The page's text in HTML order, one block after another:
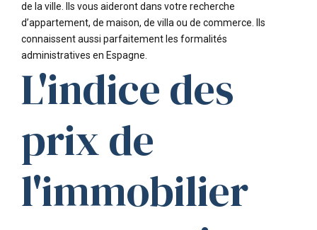
de la ville. Ils vous aideront dans votre recherche
d’appartement, de maison, de villa ou de commerce. Ils
connaissent aussi parfaitement les formalités
administratives en Espagne.
L'indice des
prix de
l'immobilier